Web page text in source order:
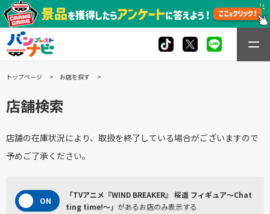
トップページ お店を探す
店舗検索
店舗の在庫状況により、取扱を終了している場合がございますので
予めご了承ください。
「TVアニメ『WIND BREAKER』 桜遥 フィギュア～Chat
ting time!～」 があるお店のみ表示する